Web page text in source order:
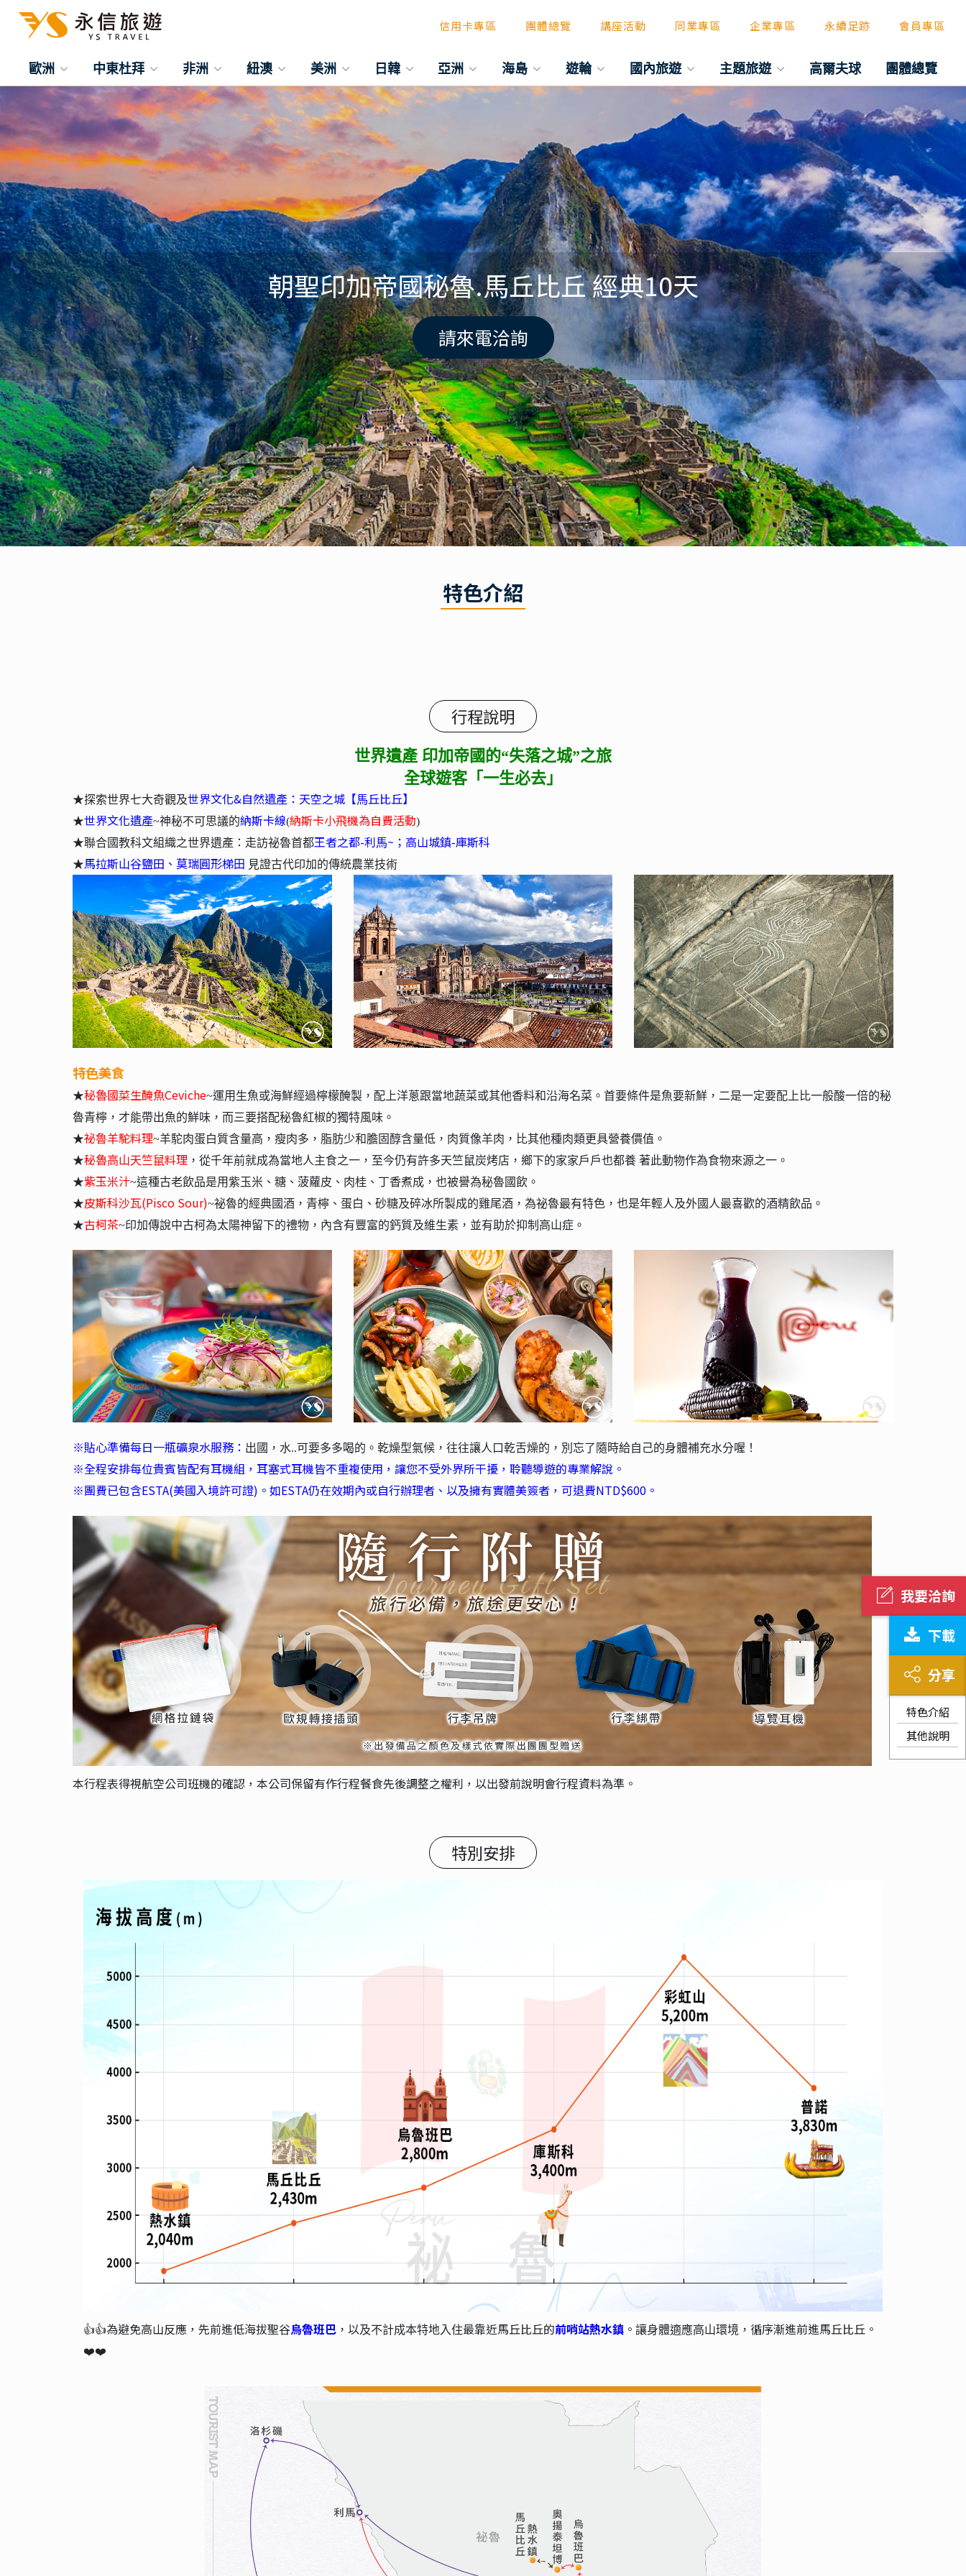
信用卡專區 團體總覽 講座活動 同業專區 企業專區 永續足跡 會員專區
歐洲 中東杜拜 非洲 紐澳 美洲 日韓 亞洲 海島 遊輪 國內旅遊 主題旅遊 高爾夫球 團體總覽
我要洽詢
下載
分享
特色介紹
其他說明
朝聖印加帝國秘魯.馬丘比丘 經典10天
請來電洽詢
特色介紹
行程說明
世界遺產 印加帝國的“失落之城”之旅
全球遊客「一生必去」
★探索世界七⼤奇觀及世界文化&⾃然遺產：天空之城【⾺丘比丘】
★世界文化遺產~神秘不可思議的納斯卡線(納斯卡⼩⾶機為⾃費活動)
★聯合國教科文組織之世界遺產：走訪祕魯⾸都王者之都-利⾺~；高山城鎮-庫斯科
★馬拉斯⼭⾕鹽田、莫瑞圓形梯⽥ 見證古代印加的傳統農業技術
特色美食
★秘魯國菜生醃魚Ceviche~運⽤⽣⿂或海鮮經過檸檬醃製，配上洋蔥跟當地蔬菜或其他香料和沿海名菜。⾸要條件是⿂要新鮮，⼆是⼀定要配上比⼀般酸⼀倍的秘
魯青檸，才能帶出⿂的鮮味，⽽三要搭配秘魯紅椒的獨特風味。
★祕魯⽺駝料理~⽺駝⾁蛋⽩質含量⾼，瘦⾁多，脂肪少和膽固醇含量低，⾁質像⽺⾁，比其他種⾁類更具營養價值。
★秘魯⾼⼭天竺鼠料理 ，從千年前就成為當地⼈主食之⼀，⾄今仍有許多天竺鼠炭烤店，鄉下的家家⼾⼾也都養 著此動物作為食物來源之⼀。
★紫玉米汁~這種古老飲品是⽤紫⽟米、糖、菠蘿⽪、⾁桂、丁香煮成，也被譽為秘魯國飲。
★皮斯科沙瓦(Pisco Sour)~祕魯的經典國酒，青檸、蛋白、砂糖及碎冰所製成的雞尾酒，為祕魯最有特色，也是年輕人及外國人最喜歡的酒精飲品。
★古柯茶~印加傳說中古柯為太陽神留下的禮物，內含有豐富的鈣質及維生素，並有助於抑制高山症。
※貼心準備每日一瓶礦泉水服務： 出國，水..可要多多喝的。乾燥型氣候，往往讓人口乾舌燥的，別忘了隨時給自己的身體補充水分喔！
※全程安排每位貴賓皆配有耳機組，耳塞式耳機皆不重複使用，讓您不受外界所干擾，聆聽導遊的專業解說。
※團費已包含ESTA(美國入境許可證)。如ESTA仍在效期內或自行辦理者、以及擁有實體美簽者，可退費NTD$600。
本行程表得視航空公司班機的確認，本公司保留有作行程餐食先後調整之權利，以出發前說明會行程資料為準。
特別安排
👍👍為避免高山反應，先前進低海拔聖谷烏魯班巴，以及不計成本特地入住最靠近馬丘比丘的前哨站熱水鎮。 讓身體適應高山環境， 循序漸進前進馬丘比丘。
❤️❤️